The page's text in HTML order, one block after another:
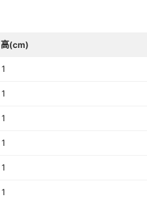
高(cm)
1
1
1
1
1
1